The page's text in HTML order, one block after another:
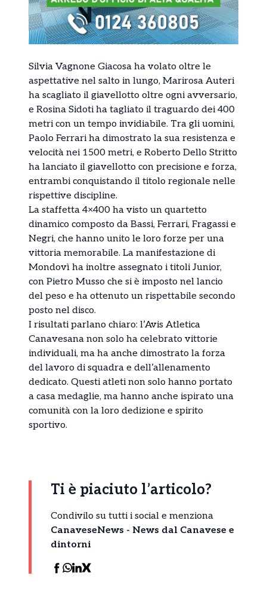
Silvia Vagnone Giacosa ha volato oltre le
aspettative nel salto in lungo, Marirosa Auteri
ha scagliato il giavellotto oltre ogni avversario,
e Rosina Sidoti ha tagliato il traguardo dei 400
metri con un tempo invidiabile. Tra gli uomini,
Paolo Ferrari ha dimostrato la sua resistenza e
velocità nei 1500 metri, e Roberto Dello Stritto
ha lanciato il giavellotto con precisione e forza,
entrambi conquistando il titolo regionale nelle
rispettive discipline.
La staffetta 4×400 ha visto un quartetto
dinamico composto da Bassi, Ferrari, Fragassi e
Negri, che hanno unito le loro forze per una
vittoria memorabile. La manifestazione di
Mondovì ha inoltre assegnato i titoli Junior,
con Pietro Musso che si è imposto nel lancio
del peso e ha ottenuto un rispettabile secondo
posto nel disco.
I risultati parlano chiaro: l’Avis Atletica
Canavesana non solo ha celebrato vittorie
individuali, ma ha anche dimostrato la forza
del lavoro di squadra e dell’allenamento
dedicato. Questi atleti non solo hanno portato
a casa medaglie, ma hanno anche ispirato una
comunità con la loro dedizione e spirito
sportivo.
Ti è piaciuto l’articolo?
Condivilo su tutti i social e menziona
CanaveseNews - News dal Canavese e
dintorni